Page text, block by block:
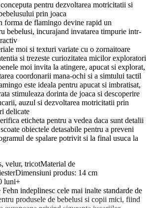
pentru dezvoltarea motricitatii si
prin joaca
forma de flamingo devine rapid un
bebelusi, incurajand invatarea timpurie intr-
moi si texturi variate cu o zornaitoare
si trezeste curiozitatea micilor exploratori
moi invita la atingere, apucat si explorat,
coordonarii mana-ochi si a simtului tactil
este ideala pentru apucat si imbratisat,
stimuleaza dorinta de joaca si descoperire
auzul si dezvoltarea motricitatii prin
delicate
eticheta pentru a vedea daca sunt detalii
obiectele detasabile pentru a preveni
de spalare potrivit si la final usuca la
velur, tricotMaterial de
produs: 14 cm
luni+
indeplinesc cele mai inalte standarde de
produsele de bebelusi si copii mici, fiind